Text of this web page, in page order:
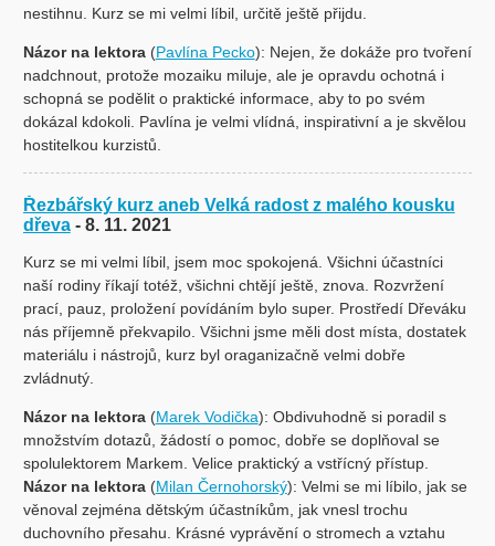
nestihnu. Kurz se mi velmi líbil, určitě ještě přijdu.
Názor na lektora(Pavlína Pecko): Nejen, že dokáže pro tvoření
nadchnout, protože mozaiku miluje, ale je opravdu ochotná i
schopná se podělit o praktické informace, aby to po svém
dokázal kdokoli. Pavlína je velmi vlídná, inspirativní a je skvělou
hostitelkou kurzistů.
Řezbářský kurz aneb Velká radost z malého kousku
dřeva - 8. 11. 2021
Kurz se mi velmi líbil, jsem moc spokojená. Všichni účastníci
naší rodiny říkají totéž, všichni chtějí ještě, znova. Rozvržení
prací, pauz, proložení povídáním bylo super. Prostředí Dřeváku
nás příjemně překvapilo. Všichni jsme měli dost místa, dostatek
materiálu i nástrojů, kurz byl oraganizačně velmi dobře
zvládnutý.
Názor na lektora(Marek Vodička): Obdivuhodně si poradil s
množstvím dotazů, žádostí o pomoc, dobře se doplňoval se
spolulektorem Markem. Velice praktický a vstřícný přístup.
Názor na lektora(Milan Černohorský): Velmi se mi líbilo, jak se
věnoval zejména dětským účastníkům, jak vnesl trochu
duchovního přesahu. Krásné vyprávění o stromech a vztahu